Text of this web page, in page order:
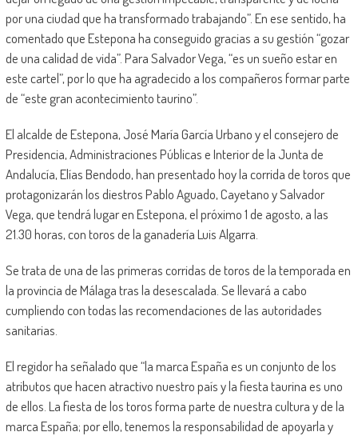
por una ciudad que ha transformado trabajando”. En ese sentido, ha
comentado que Estepona ha conseguido gracias a su gestión “gozar
de una calidad de vida”. Para Salvador Vega, “es un sueño estar en
este cartel”, por lo que ha agradecido a los compañeros formar parte
de “este gran acontecimiento taurino”.
El alcalde de Estepona, José María García Urbano y el consejero de
Presidencia, Administraciones Públicas e Interior de la Junta de
Andalucía, Elías Bendodo, han presentado hoy la corrida de toros que
protagonizarán los diestros Pablo Aguado, Cayetano y Salvador
Vega, que tendrá lugar en Estepona, el próximo 1 de agosto, a las
21.30 horas, con toros de la ganadería Luis Algarra.
Se trata de una de las primeras corridas de toros de la temporada en
la provincia de Málaga tras la desescalada. Se llevará a cabo
cumpliendo con todas las recomendaciones de las autoridades
sanitarias.
El regidor ha señalado que “la marca España es un conjunto de los
atributos que hacen atractivo nuestro país y la fiesta taurina es uno
de ellos. La fiesta de los toros forma parte de nuestra cultura y de la
marca España; por ello, tenemos la responsabilidad de apoyarla y